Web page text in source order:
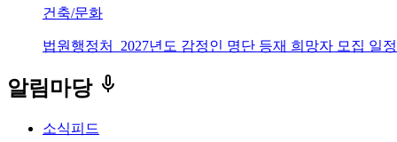
건축/문화
법원행정처_2027년도 감정인 명단 등재 희망자 모집 일
알림마당 keyboard_voice
소식피드